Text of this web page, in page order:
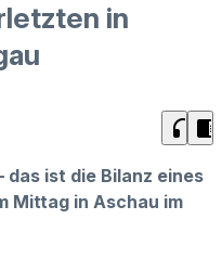
in
headphones chrome_reader_mode
ist die Bilanz eines
Mittag in Aschau im